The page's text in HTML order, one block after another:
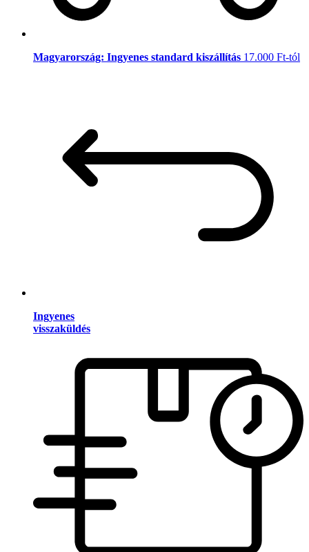
Magyarország: Ingyenes standard kiszállítás 17.000 Ft-tól
Ingyenes
visszaküldés